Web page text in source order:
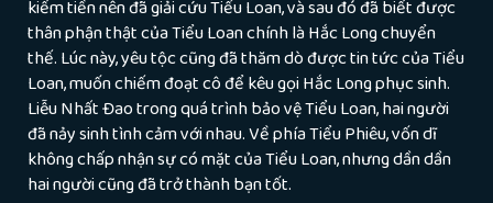
kiếm tiền nên đã giải cứu Tiểu Loan, và sau đó đã biết được
thân phận thật của Tiểu Loan chính là Hắc Long chuyển
thế. Lúc này, yêu tộc cũng đã thăm dò được tin tức của Tiểu
Loan, muốn chiếm đoạt cô để kêu gọi Hắc Long phục sinh.
Liễu Nhất Đao trong quá trình bảo vệ Tiểu Loan, hai người
đã nảy sinh tình cảm với nhau. Về phía Tiểu Phiêu, vốn dĩ
không chấp nhận sự có mặt của Tiểu Loan, nhưng dần dần
hai người cũng đã trở thành bạn tốt.